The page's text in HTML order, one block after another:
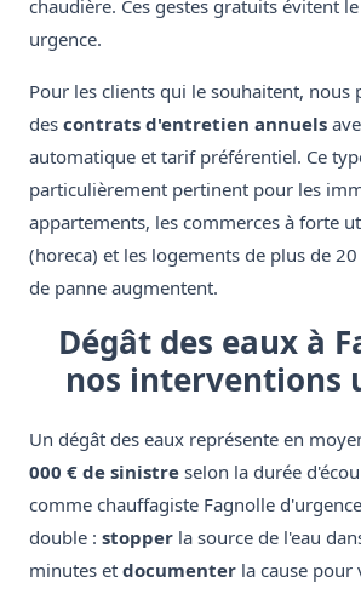
chaudière. Ces gestes gratuits évitent
urgence.
Pour les clients qui le souhaitent, nous
des contrats d'entretien annuels
automatique et tarif préférentiel. Ce
particulièrement pertinent pour les
appartements, les commerces à forte
(horeca) et les logements de plus de
de panne augmentent.
Dégât des eaux à
nos interventions
Un dégât des eaux représente en
000 € de sinistre selon la durée
comme chauffagiste Fagnolle
double : stopper la source de l'eau
minutes et documenter la cause pour